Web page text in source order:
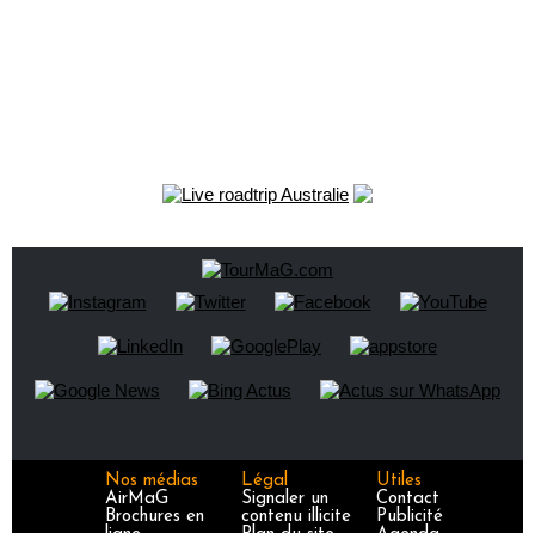
Nos médias
AirMaG
Brochures en
Légal
Signaler un
contenu illicite
Utiles
Contact
Publicité